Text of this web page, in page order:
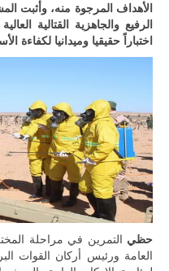
الأهداف المرجوة منه، وأثبت
الرفيع والجاهزية القتالية
اختباراً حقيقيا وميدانيا
حظي التمرين في مراحلة
العامة ورئيس أركان القوات